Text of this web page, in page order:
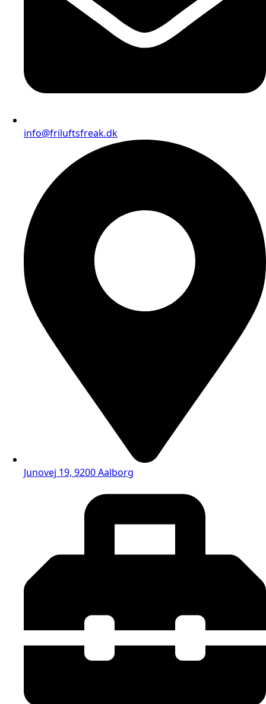
info@friluftsfreak.dk
Junovej 19, 9200 Aalborg